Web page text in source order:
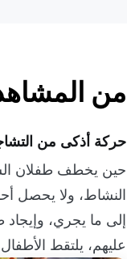
من
حركة أذكى من
حين يخطف طفلان
النشاط، ولا يحصل
إلى ما يجري، وإيجاد
عليهم، يلتقط